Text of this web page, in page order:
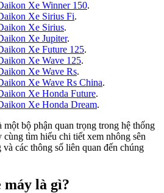
Xe Winner 150.
Xe Sirius Fi.
Xe Sirius.
Xe Jupiter.
Xe Future 125.
Xe Wave 125.
Xe Wave Rs.
Xe Wave Rs China.
Xe Honda Future.
Xe Honda Dream.
bộ phận quan trọng trong hệ thống
tìm hiểu chi tiết xem nhông sên
các thông số liên quan đến chúng
máy là gì?